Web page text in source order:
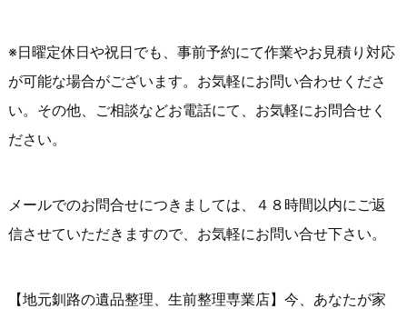
※日曜定休日や祝日でも、事前予約にて作業やお見積り対応
が可能な場合がございます。お気軽にお問い合わせくださ
い。その他、ご相談などお電話にて、お気軽にお問合せく
ださい。
メールでのお問合せにつきましては、４８時間以内にご返
信させていただきますので、お気軽にお問い合せ下さい。
【地元釧路の遺品整理、生前整理専業店】今、あなたが家